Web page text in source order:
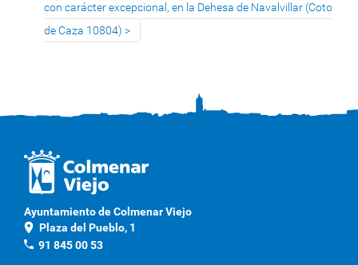
con carácter excepcional, en la Dehesa de Navalvillar (Coto
de Caza 10804)
Ayuntamiento de Colmenar Viejo
location_on Plaza del Pueblo, 1
phone 91 845 00 53